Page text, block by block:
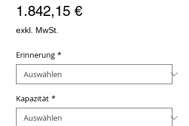
1.842,15 €Preis
exkl. MwSt.
Erinnerung *
Kapazität *